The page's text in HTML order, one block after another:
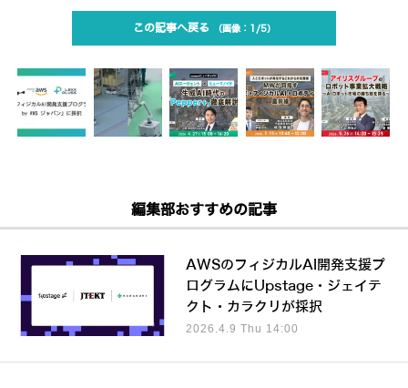
この記事へ戻る 1/5
編集部おすすめの記事
AWSのフィジカルAI開発支援プ
ログラムにUpstage・ジェイテ
クト・カラクリが採択
2026.4.9 Thu 14:00